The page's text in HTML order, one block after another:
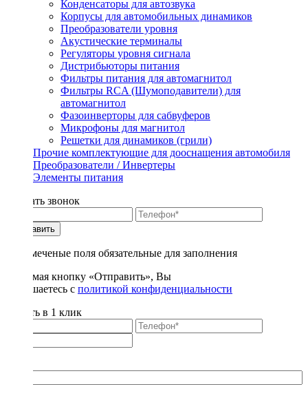
Конденсаторы для автозвука
Корпусы для автомобильных динамиков
Преобразователи уровня
Акустические терминалы
Регуляторы уровня сигнала
Дистрибьюторы питания
Фильтры питания для автомагнитол
Фильтры RCA (Шумоподавители) для
автомагнитол
Фазоинверторы для сабвуферов
Микрофоны для магнитол
Решетки для динамиков (грили)
Прочие комплектующие для дооснащения автомобиля
Преобразователи / Инвертеры
Элементы питания
Заказать звонок
Отправить
* - отмеченые поля обязательные для заполнения
Нажимая кнопку «Отправить», Вы
соглашаетесь с политикой конфиденциальности
Купить в 1 клик